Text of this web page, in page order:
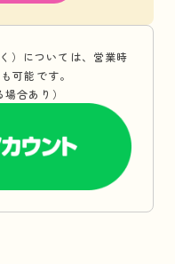
）については、営業時
可能です。
合あり）